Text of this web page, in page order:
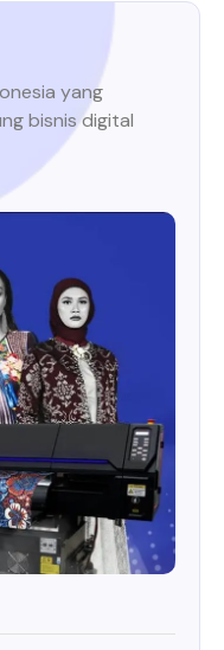
yang
bisnis digital